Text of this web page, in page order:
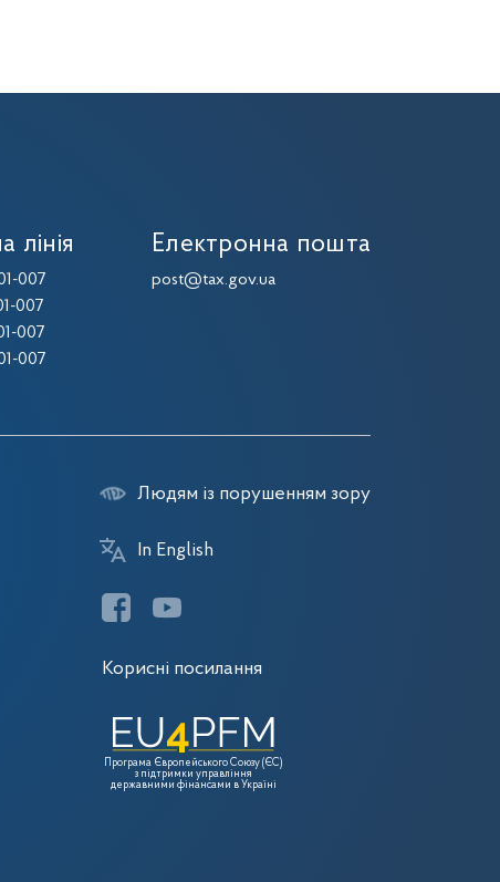
лінія
007
007
007
007
Електронна пошта
post@tax.gov.ua
Людям із порушенням зору
In English
Корисні посилання
Програма Європейського Союзу (ЄС)
з підтримки управління
державними фінансами в Україні